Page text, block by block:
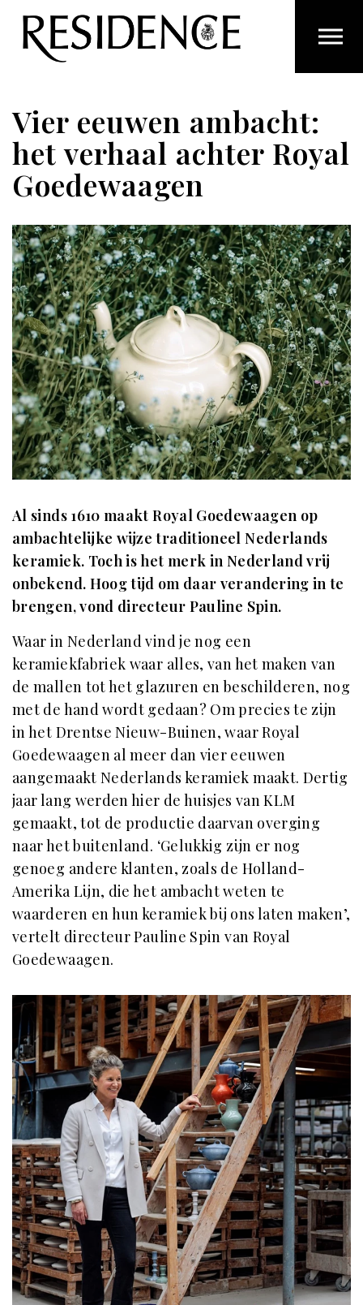
Overslaan en ga direct naar de inhoud
Vier eeuwen ambacht:
het verhaal achter Royal
Goedewaagen
Al sinds 1610 maakt Royal Goedewaagen op
ambachtelijke wijze traditioneel Nederlands
keramiek. Toch is het merk in Nederland vrij
onbekend. Hoog tijd om daar verandering in te
brengen, vond directeur Pauline Spin.
Waar in Nederland vind je nog een
keramiekfabriek waar alles, van het maken van
de mallen tot het glazuren en beschilderen, nog
met de hand wordt gedaan? Om precies te zijn
in het Drentse Nieuw-Buinen, waar Royal
Goedewaagen al meer dan vier eeuwen
aangemaakt Nederlands keramiek maakt. Dertig
jaar lang werden hier de huisjes van KLM
gemaakt, tot de productie daarvan overging
naar het buitenland. ‘Gelukkig zijn er nog
genoeg andere klanten, zoals de Holland-
Amerika Lijn, die het ambacht weten te
waarderen en hun keramiek bij ons laten maken’,
vertelt directeur Pauline Spin van Royal
Goedewaagen.